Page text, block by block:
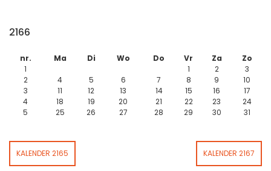
2166
nr. Ma Di Wo Do Vr Za
Zo
1
1 2
3
2
4 5 6 7 8 9
10
3
11 12 13 14 15 16
17
4
18 19 20 21 22 23
24
5
25 26 27 28 29 30 31
KALENDER 2165 KALENDER 2167